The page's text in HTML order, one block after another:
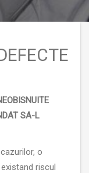
SA-L
o
riscul